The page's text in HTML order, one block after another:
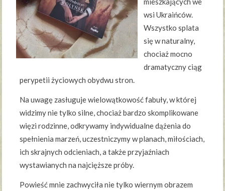
wsi Ukraińców.
Wszystko splata
się w naturalny,
chociaż mocno
dramatyczny ciąg
perypetii życiowych obydwu stron.
Na uwagę zasługuje wielowątkowość fabuły, w której
widzimy nie tylko silne, chociaż bardzo skomplikowane
więzi rodzinne, odkrywamy indywidualne dążenia do
spełnienia marzeń, uczestniczymy w planach, miłościach,
ich skrajnych odcieniach, a także przyjaźniach
wystawianych na najcięższe próby.
Powieść mnie zachwyciła nie tylko wiernym obrazem